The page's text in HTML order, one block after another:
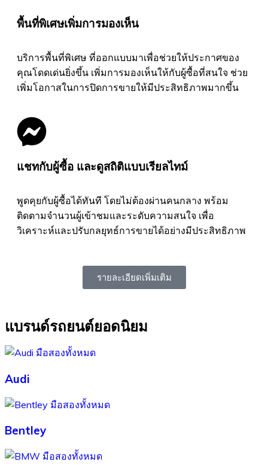
พื้นที่พิเศษเพิ่มการมองเห็น
บริการพื้นที่พิเศษ ที่ออกแบบมาเพื่อช่วยให้ประกาศของ
คุณโดดเด่นยิ่งขึ้น เพิ่มการมองเห็นให้กับผู้ซื้อที่สนใจ ช่วย
เพิ่มโอกาสในการปิดการขายให้มีประสิทธิภาพมากขึ้น
แชทกับผู้ซื้อ และดูสถิติแบบเรียลไทม์
พูดคุยกับผู้ซื้อได้ทันที โดยไม่ต้องผ่านคนกลาง พร้อม
ติดตามจำนวนผู้เข้าชมและระดับความสนใจ เพื่อ
วิเคราะห์และปรับกลยุทธ์การขายได้อย่างมีประสิทธิภาพ
รายละเอียดเพิ่มเติม
แบรนด์รถยนต์ยอดนิยม
Audi
Bentley